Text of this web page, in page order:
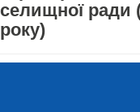
селищної ради
року)